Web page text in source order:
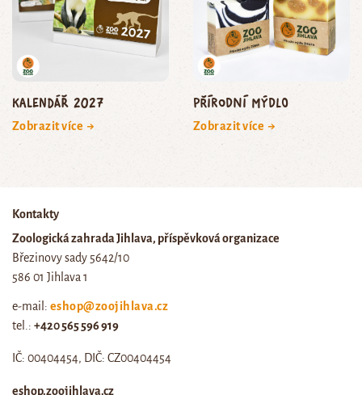
Kalendář 2027
Zobrazit více →
Přírodní mýdlo
Zobrazit více →
Kontakty
Zoologická zahrada Jihlava, příspěvková organizace
Březinovy sady 5642/10
586 01 Jihlava 1
e-mail: eshop@zoojihlava.cz
tel.: +420 565 596 919
IČ: 00404454, DIČ: CZ00404454
eshop.zoojihlava.cz